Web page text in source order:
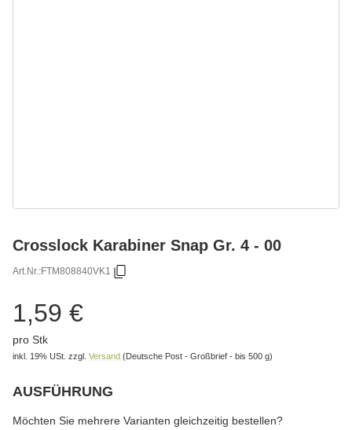
Crosslock Karabiner Snap Gr. 4 - 00
Art.Nr.:FTM808840VK1
1,59 €
pro Stk
inkl. 19% USt. zzgl. Versand (Deutsche Post - Großbrief - bis 500 g)
AUSFÜHRUNG
Möchten Sie mehrere Varianten gleichzeitig bestellen?